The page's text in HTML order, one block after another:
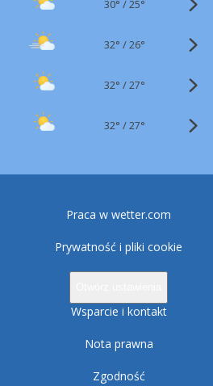
30° /25°
32° /26°
32° /27°
32° /27°
Praca w wetter.com
Prywatność i pliki cookie
Wsparcie i kontakt
Nota prawna
Zgodność